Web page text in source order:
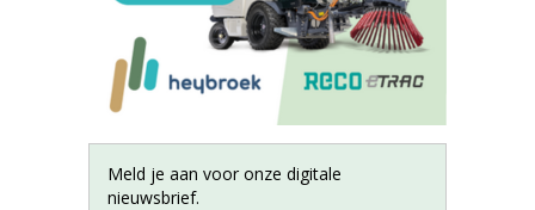
Meld je aan voor onze digitale
nieuwsbrief.